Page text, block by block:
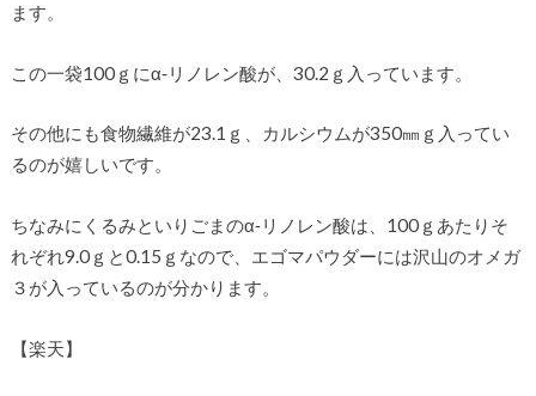
ます。
この一袋100ｇにα‐リノレン酸が、30.2ｇ入っています。
その他にも食物繊維が23.1ｇ、カルシウムが350㎜ｇ入ってい
るのが嬉しいです。
ちなみにくるみといりごまのα‐リノレン酸は、100ｇあたりそ
れぞれ9.0ｇと0.15ｇなので、エゴマパウダーには沢山のオメガ
３が入っているのが分かります。
【楽天】